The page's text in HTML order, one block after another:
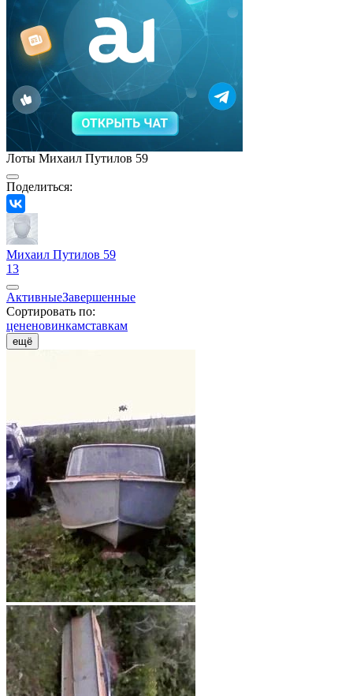
Лоты Михаил Путилов 59
Поделиться:
Михаил Путилов 59
13
АктивныеЗавершенные
Сортировать по:
цененовинкамставкам
ещё